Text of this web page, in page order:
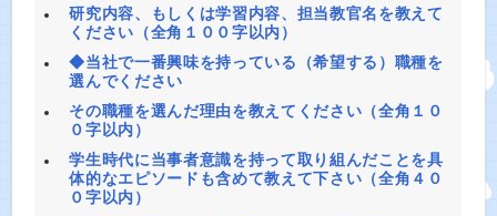
研究内容、もしくは学習内容、担当教官名を教えて
ください（全角１００字以内）
◆当社で一番興味を持っている（希望する）職種を
選んでください
その職種を選んだ理由を教えてください（全角１０
０字以内）
学生時代に当事者意識を持って取り組んだことを具
体的なエピソードも含めて教えて下さい（全角４０
０字以内）